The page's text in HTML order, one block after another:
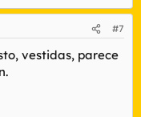
#7
vestidas, parece